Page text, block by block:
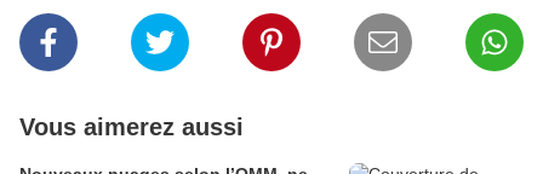
Vous aimerez aussi